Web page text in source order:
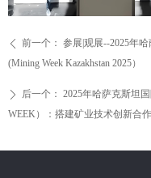
ꄴ 前一个： 参展|观展--2025年
(Mining Week Kazakhstan 2025）
ꄲ 后一个： 2025年哈萨克斯坦
WEEK）：搭建矿业技术创新合